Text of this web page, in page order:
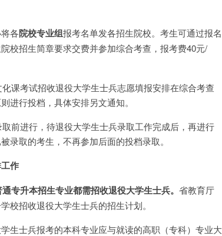
各院校专业组报考名单发各招生院校。考生可通过报名
校招生简章要求交费并参加综合考查，报考费40元/
课考试招收退役大学生士兵志愿填报安排在综合考查
进行投档，具体安排另文通知。
前进行，待退役大学生士兵录取工作完成后，再进行
录取的考生，不再参加后面的投档录取。
作
专升本招生专业都需招收退役大学生士兵。 省教育厅
校招收退役大学生士兵的招生计划。
生士兵报考的本科专业应与就读的高职（专科）专业大